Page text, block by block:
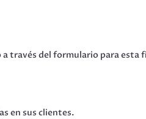
través del formulario para esta
en sus clientes.